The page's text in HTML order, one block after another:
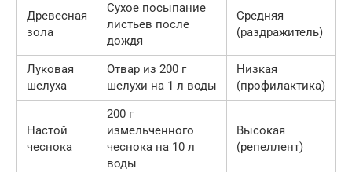
Древесная
зола
Сухое посыпание
листьев после
дождя
Средняя
(раздражитель)
Луковая
шелуха
Отвар из 200 г
шелухи на 1 л воды
Низкая
(профилактика)
Настой
чеснока
200 г
измельченного
чеснока на 10 л
воды
Высокая
(репеллент)